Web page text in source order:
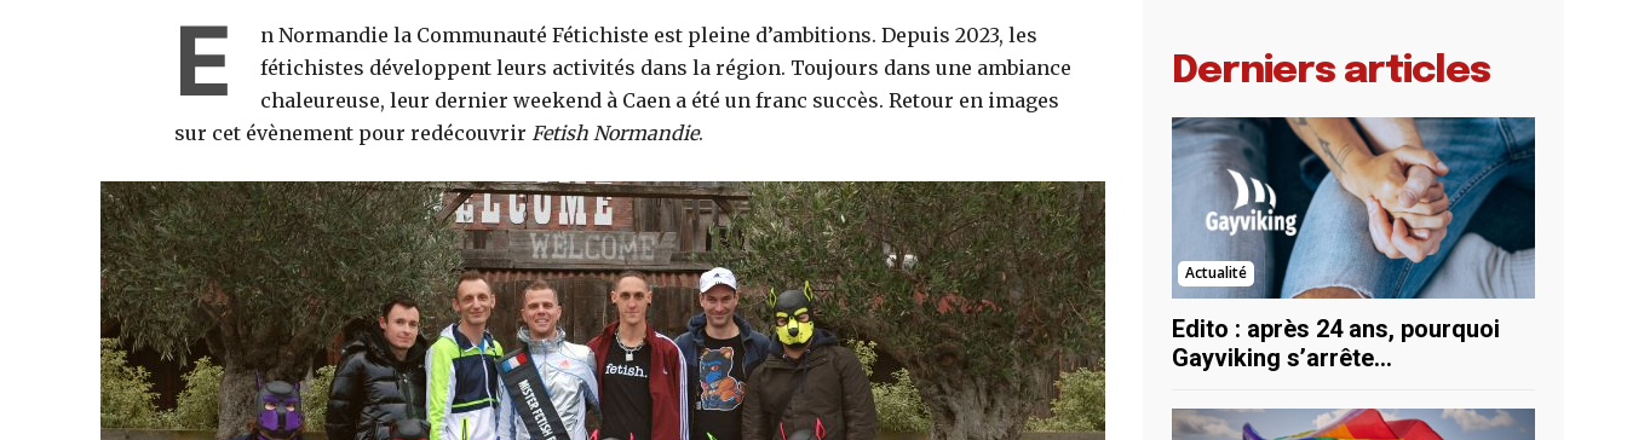
E
n Normandie la Communauté Fétichiste est pleine d’ambitions. Depuis 2023, les
fétichistes développent leurs activités dans la région. Toujours dans une ambiance
chaleureuse, leur dernier weekend à Caen a été un franc succès. Retour en images
sur cet évènement pour redécouvrir Fetish Normandie.
Derniers articles
Actualité
Edito : après 24 ans, pourquoi
Gayviking s’arrête…